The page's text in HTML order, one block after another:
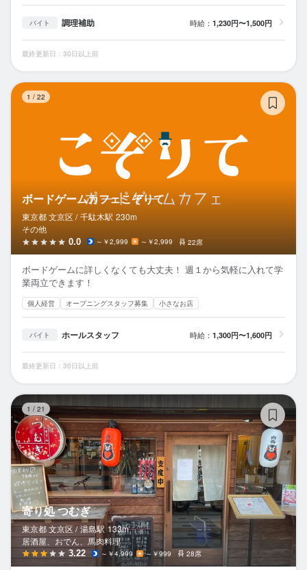
バイト 調理補助 時給： 1,230円〜1,500円
最終更新日：30日以上前
1 / 22
ボードゲームカフェこぞりて
東京都 文京区 / 千駄木駅 230m
その他
0.0 ～￥2,999 ～￥2,999 22席
ボードゲームに詳しくなくても大丈夫！ 週１から気軽に入れて学
業両立できます！
個人経営 オープニングスタッフ募集 小さなお店
バイト ホールスタッフ 時給： 1,300円〜1,600円
最終更新日：30日以上前
1 / 21
寄り処 つむぎ
東京都 文京区 / 湯島駅 133m
居酒屋、おでん、馬肉料理
3.22 ～￥4,999 ～￥999 28席